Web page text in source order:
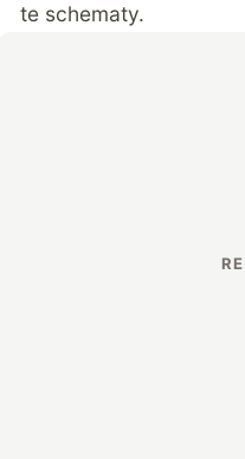
te schematy.